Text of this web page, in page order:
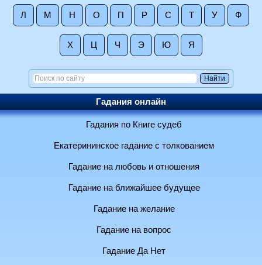
Л М Н О П Р С Т У Ф
Х Ц Ч Э Ю Я
Гадания онлайн
Гадания по Книге судеб
Екатерининское гадание с толкованием
Гадание на любовь и отношения
Гадание на ближайшее будущее
Гадание на желание
Гадание на вопрос
Гадание Да Нет